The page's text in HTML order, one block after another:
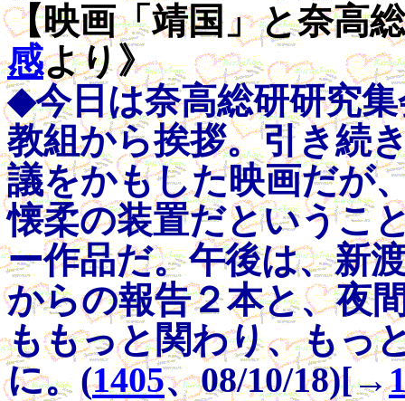
【映画「靖国」と奈高
感より》
◆今日は奈高総研研究
教組から挨拶。引き続
議をかもした映画だが
懐柔の装置だというこ
ー作品だ。午後は、新
からの報告２本と、夜
ももっと関わり、もっ
に。(1405、08/10/18)[→